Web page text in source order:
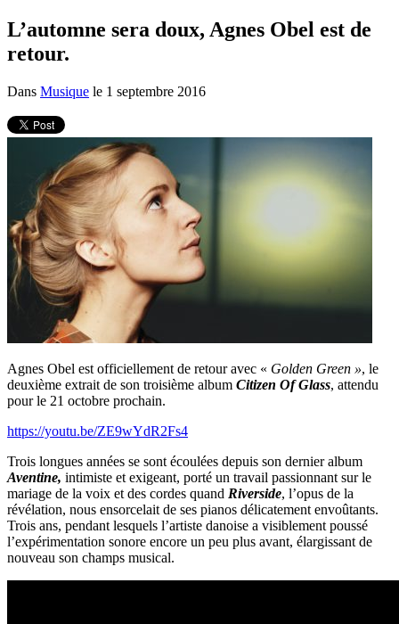
L’automne sera doux, Agnes Obel est de
retour.
Dans Musique le 1 septembre 2016
Agnes Obel est officiellement de retour avec « Golden Green », le
deuxième extrait de son troisième album Citizen Of Glass, attendu
pour le 21 octobre prochain.
https://youtu.be/ZE9wYdR2Fs4
Trois longues années se sont écoulées depuis son dernier album
Aventine, intimiste et exigeant, porté un travail passionnant sur le
mariage de la voix et des cordes quand Riverside, l’opus de la
révélation, nous ensorcelait de ses pianos délicatement envoûtants.
Trois ans, pendant lesquels l’artiste danoise a visiblement poussé
l’expérimentation sonore encore un peu plus avant, élargissant de
nouveau son champs musical.